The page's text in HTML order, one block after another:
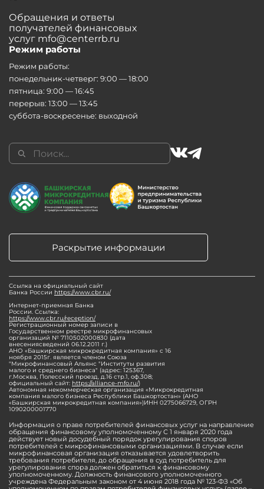
Обращения и ответы
получателей финансовых
услуг mfo@centerrb.ru
Режим работы
Режим работы:
понедельник-четверг: 9:00 — 18:00
пятница: 9:00 — 16:45
перерыв: 13:00 — 13:45
суббота-воскресенье: выходной
Раскрытие информации
Ссылка на официальный сайт
Банка России https://www.cbr.ru/
Интернет-приемная Банка
России. Ссылка:
https://www.cbr.ru/reception/
Регистрационный номер записи в
Государственном реестре микрофинансовых
организаций № 7110502000830 (дата
внесениясведений 06.12.2011 г.)
АНО «Башкирская микрокредитная компания» с 16
ноября 2015г. является членом Союза
"Микрофинансовый Альянс "Институты развития
малого и среднего бизнеса" (адрес: 125367,
г.Москва, Полесский проезд, д.16 стр.1, оф.308;
официальный сайт: https://alliance-mfo.ru/)
Автономная некоммерческая организация «Микрокредитная
компания малого бизнеса Республики Башкортостан» (АНО
«Башкирская микрокредитная компания»)ИНН 0275066729, ОГРН
1090200001770
Информация о праве потребителей финансовых услуг на направление
обращения финансовому уполномоченному С 1 января 2020 года
действует новый досудебный порядок урегулирования споров
потребителей с микрофинансовыми организациями. В случае если
микрофинансовая организация отказывается удовлетворить
требования потребителя, до обращения в суд потребитель для
урегулирования спора должен обратиться к финансовому
уполномоченному. Должность финансового уполномоченного
учреждена Федеральным законом от 4 июня 2018 года № 123-ФЗ «Об